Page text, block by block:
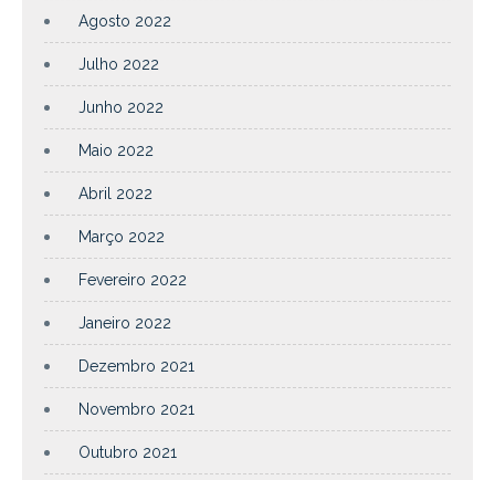
Agosto 2022
Julho 2022
Junho 2022
Maio 2022
Abril 2022
Março 2022
Fevereiro 2022
Janeiro 2022
Dezembro 2021
Novembro 2021
Outubro 2021